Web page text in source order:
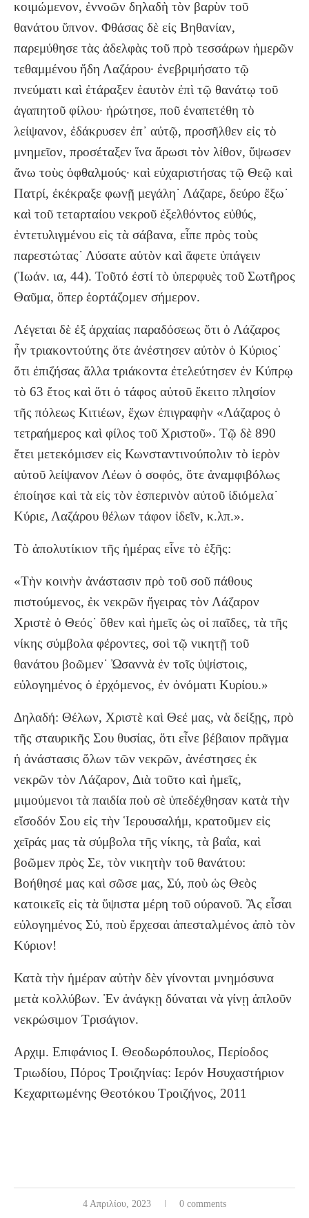
κοιμώμενον, ἐννοῶν δηλαδὴ τὸν βαρὺν τοῦ
θανάτου ὕπνον. Φθάσας δὲ εἰς Βηθανίαν,
παρεμύθησε τὰς ἀδελφὰς τοῦ πρὸ τεσσάρων ἡμερῶν
τεθαμμένου ἤδη Λαζάρου· ἐνεβριμήσατο τῷ
πνεύματι καὶ ἐτάραξεν ἑαυτὸν ἐπὶ τῷ θανάτῳ τοῦ
ἀγαπητοῦ φίλου· ἠρώτησε, ποῦ ἐναπετέθη τὸ
λείψανον, ἐδάκρυσεν ἐπ᾿ αὐτῷ, προσῆλθεν εἰς τὸ
μνημεῖον, προσέταξεν ἵνα ἄρωσι τὸν λίθον, ὕψωσεν
ἄνω τοὺς ὀφθαλμούς· καὶ εὐχαριστήσας τῷ Θεῷ καὶ
Πατρί, ἐκέκραξε φωνῇ μεγάλη˙ Λάζαρε, δεύρο ἔξω˙
καὶ τοῦ τεταρταίου νεκροῦ ἐξελθόντος εὐθύς,
ἐντετυλιγμένου εἰς τὰ σάβανα, εἶπε πρὸς τοὺς
παρεστώτας˙ Λύσατε αὐτὸν καὶ ἄφετε ὑπάγειν
(Ἰωάν. ια, 44). Τοῦτό ἐστί τὸ ὑπερφυὲς τοῦ Σωτῆρος
Θαῦμα, ὅπερ ἑορτάζομεν σήμερον.
Λέγεται δὲ ἐξ ἀρχαίας παραδόσεως ὅτι ὁ Λάζαρος
ἦν τριακοντούτης ὅτε ἀνέστησεν αὐτὸν ὁ Κύριος˙
ὅτι ἐπιζήσας ἄλλα τριάκοντα ἐτελεύτησεν ἐν Κύπρῳ
τὸ 63 ἔτος καὶ ὅτι ὁ τάφος αὐτοῦ ἔκειτο πλησίον
τῆς πόλεως Κιτιέων, ἔχων ἐπιγραφὴν «Λάζαρος ὁ
τετραήμερος καὶ φίλος τοῦ Χριστοῦ». Τῷ δὲ 890
ἔτει μετεκόμισεν εἰς Κωνσταντινούπολιν τὸ ἱερὸν
αὐτοῦ λείψανον Λέων ὁ σοφός, ὅτε ἀναμφιβόλως
ἐποίησε καὶ τὰ εἰς τὸν ἑσπερινὸν αὐτοῦ ἰδιόμελα˙
Κύριε, Λαζάρου θέλων τάφον ἰδεῖν, κ.λπ.».
Τὸ ἀπολυτίκιον τῆς ἡμέρας εἶνε τὸ ἑξῆς:
«Τὴν κοινὴν ἀνάστασιν πρὸ τοῦ σοῦ πάθους
πιστούμενος, ἐκ νεκρῶν ἤγειρας τὸν Λάζαρον
Χριστὲ ὁ Θεός˙ ὅθεν καὶ ἡμεῖς ὡς οἱ παῖδες, τὰ τῆς
νίκης σύμβολα φέροντες, σοὶ τῷ νικητῇ τοῦ
θανάτου βοῶμεν˙ Ὠσαννὰ ἐν τοῖς ὑψίστοις,
εὐλογημένος ὁ ἐρχόμενος, ἐν ὀνόματι Κυρίου.»
Δηλαδή: Θέλων, Χριστὲ καὶ Θεέ μας, νὰ δείξῃς, πρὸ
τῆς σταυρικῆς Σου θυσίας, ὅτι εἶνε βέβαιον πρᾶγμα
ἡ ἀνάστασις ὅλων τῶν νεκρῶν, ἀνέστησες ἐκ
νεκρῶν τὸν Λάζαρον, Διὰ τοῦτο καὶ ἡμεῖς,
μιμούμενοι τὰ παιδία ποὺ σὲ ὑπεδέχθησαν κατὰ τὴν
εἴσοδόν Σου εἰς τὴν Ἱερουσαλήμ, κρατοῦμεν εἰς
χεῖράς μας τὰ σύμβολα τῆς νίκης, τὰ βαΐα, καὶ
βοῶμεν πρὸς Σε, τὸν νικητὴν τοῦ θανάτου:
Βοήθησέ μας καὶ σῶσε μας, Σύ, ποὺ ὡς Θεὸς
κατοικεῖς εἰς τὰ ὕψιστα μέρη τοῦ ούρανοῦ. Ἂς εἶσαι
εὐλογημένος Σύ, ποὺ ἔρχεσαι ἀπεσταλμένος ἀπὸ τὸν
Κύριον!
Κατὰ τὴν ἡμέραν αὐτὴν δὲν γίνονται μνημόσυνα
μετὰ κολλύβων. Ἐν ἀνάγκῃ δύναται νὰ γίνῃ ἁπλοῦν
νεκρώσιμον Τρισάγιον.
Αρχιμ. Επιφάνιος Ι. Θεοδωρόπουλος, Περίοδος
Τριωδίου, Πόρος Τροιζηνίας: Ιερόν Ησυχαστήριον
Κεχαριτωμένης Θεοτόκου Τροιζήνος, 2011
4 Απριλίου, 2023 0 comments